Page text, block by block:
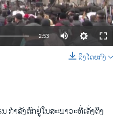
2:53
ລິງໂດຍກົງ
ກຳລັງ​ຕົກ​ຢູ່​ໃນ​ສະພາວະທີ່​ເຄັ່ງ​ຕຶງ